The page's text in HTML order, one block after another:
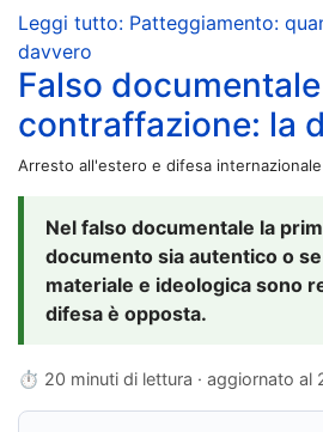
Leggi tutto: Patteggiamento:
davvero
Falso
contraffazione: la
Arresto all'estero e difesa internazionale
Nel falso documentale la
documento sia autentico o
materiale e ideologica sono
difesa è opposta.
⏱ 20 minuti di lettura · aggiornato al